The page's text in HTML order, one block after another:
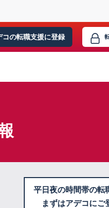
コの転職支援に登録
平日夜の時間帯の転
まずはアデコにご